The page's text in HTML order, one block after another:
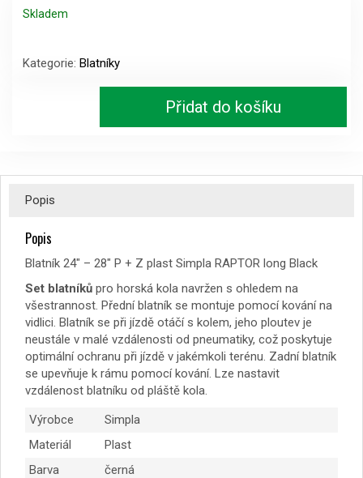
Skladem
24"
-
Simpla
long
množství
Kategorie: Blatníky
Přidat do košíku
Popis
Popis
Blatník 24″ – 28″ P + Z plast Simpla RAPTOR long Black
Set blatníků pro horská kola navržen s ohledem na
všestrannost. Přední blatník se montuje pomocí kování na
vidlici. Blatník se při jízdě otáčí s kolem, jeho ploutev je
neustále v malé vzdálenosti od pneumatiky, což poskytuje
optimální ochranu při jízdě v jakémkoli terénu. Zadní blatník
se upevňuje k rámu pomocí kování. Lze nastavit
vzdálenost blatníku od pláště kola.
Výrobce
Simpla
Materiál
Plast
Barva
černá